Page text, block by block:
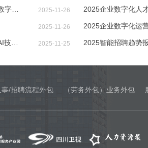
2025企业数字化客户体验白皮书：数字技术 2025-11-26
2025-11-26
2025企业数字化营销转型白皮书：AI技术如 2025-11-25
事/招聘流程外包 （劳务外包）业务外包